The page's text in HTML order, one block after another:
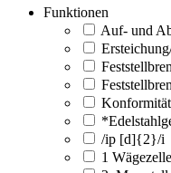
Funktionen
Auf- und
/ip [d]{2}/i
1